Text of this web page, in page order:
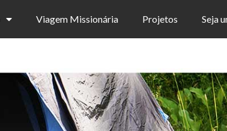
Viagem Missionária Projetos Seja